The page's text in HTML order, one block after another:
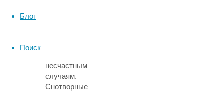
Блог
Поиск
несчастным
случаям.
Снотворные